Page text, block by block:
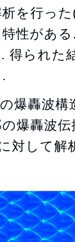
を行っ
性があ
得られた
爆轟波
爆轟波
対して解